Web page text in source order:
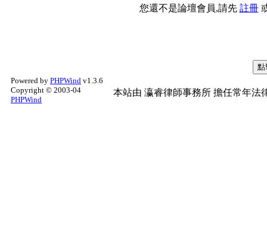
您還不是論壇會員,請先 註冊
Powered by PHPWind v1.3.6
Copyright © 2003-04
PHPWind
本站由 瀛睿律師事務所 擔任常年法